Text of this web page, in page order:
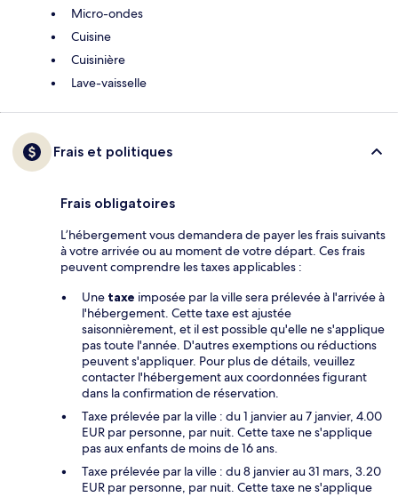
Micro-ondes
Cuisine
Cuisinière
Lave-vaisselle
Frais et politiques
Frais obligatoires
L’hébergement vous demandera de payer les frais suivants
à votre arrivée ou au moment de votre départ. Ces frais
peuvent comprendre les taxes applicables :
Une taxe imposée par la ville sera prélevée à l'arrivée à
l'hébergement. Cette taxe est ajustée
saisonnièrement, et il est possible qu'elle ne s'applique
pas toute l'année. D'autres exemptions ou réductions
peuvent s'appliquer. Pour plus de détails, veuillez
contacter l'hébergement aux coordonnées figurant
dans la confirmation de réservation.
Taxe prélevée par la ville : du 1 janvier au 7 janvier, 4.00
EUR par personne, par nuit. Cette taxe ne s'applique
pas aux enfants de moins de 16 ans.
Taxe prélevée par la ville : du 8 janvier au 31 mars, 3.20
EUR par personne, par nuit. Cette taxe ne s'applique